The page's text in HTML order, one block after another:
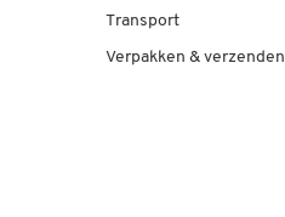
Transport
Verpakken & verzenden